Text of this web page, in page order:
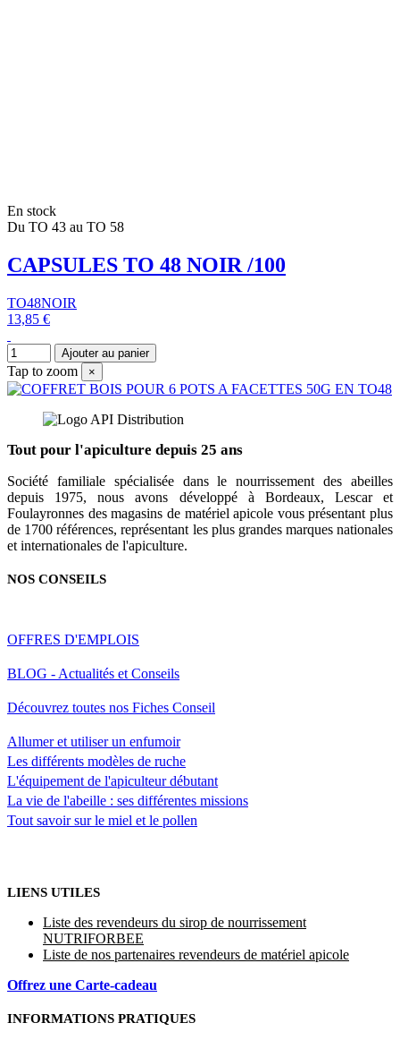
En stock
Du TO 43 au TO 58
CAPSULES TO 48 NOIR /100
TO48NOIR
13,85 €
Ajouter au panier
Tap to zoom ×
Tout pour l'apiculture depuis 25 ans
Société familiale spécialisée dans le nourrissement des abeilles
depuis 1975, nous avons développé à Bordeaux, Lescar et
Foulayronnes des magasins de matériel apicole vous présentant plus
de 1700 références, représentant les plus grandes marques nationales
et internationales de l'apiculture.
NOS CONSEILS
OFFRES D'EMPLOIS
BLOG - Actualités et Conseils
Découvrez toutes nos Fiches Conseil
Allumer et utiliser un enfumoir
Les différents modèles de ruche
L'équipement de l'apiculteur débutant
La vie de l'abeille : ses différentes missions
Tout savoir sur le miel et le pollen
LIENS UTILES
Liste des revendeurs du sirop de nourrissement
NUTRIFORBEE
Liste de nos partenaires revendeurs de matériel apicole
Offrez une Carte-cadeau
INFORMATIONS PRATIQUES